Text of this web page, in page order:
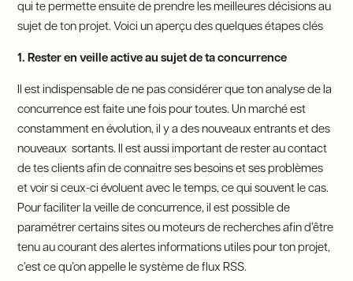
qui te permette ensuite de prendre les meilleures décisions au
sujet de ton projet. Voici un aperçu des quelques étapes clés
1. Rester en veille active au sujet de ta concurrence
Il est indispensable de ne pas considérer que ton analyse de la
concurrence est faite une fois pour toutes. Un marché est
constamment en évolution, il y a des nouveaux entrants et des
nouveaux sortants. Il est aussi important de rester au contact
de tes clients afin de connaitre ses besoins et ses problèmes
et voir si ceux-ci évoluent avec le temps, ce qui souvent le cas.
Pour faciliter la veille de concurrence, il est possible de
paramétrer certains sites ou moteurs de recherches afin d’être
tenu au courant des alertes informations utiles pour ton projet,
c’est ce qu’on appelle le système de flux RSS.